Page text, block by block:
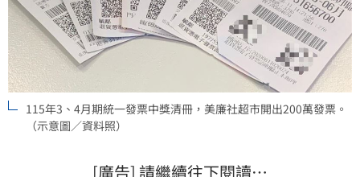
115年3、4月期統一發票中獎清冊，美廉社超市開出200萬發票。
（示意圖／資料照）
[廣告] 請繼續往下閱讀…